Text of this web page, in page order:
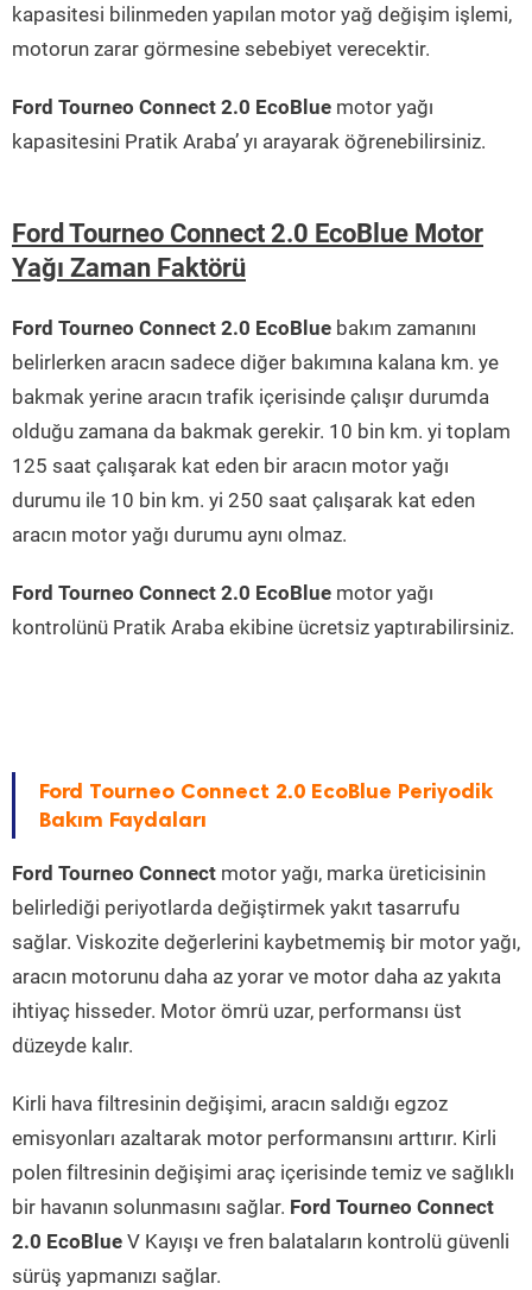
kapasitesi bilinmeden yapılan motor yağ değişim işlemi,
motorun zarar görmesine sebebiyet verecektir.
Ford Tourneo Connect 2.0 EcoBlue motor yağı
kapasitesini Pratik Araba’ yı arayarak öğrenebilirsiniz.
Ford Tourneo Connect 2.0 EcoBlue Motor
Yağı Zaman Faktörü
Ford Tourneo Connect 2.0 EcoBlue bakım zamanını
belirlerken aracın sadece diğer bakımına kalana km. ye
bakmak yerine aracın trafik içerisinde çalışır durumda
olduğu zamana da bakmak gerekir. 10 bin km. yi toplam
125 saat çalışarak kat eden bir aracın motor yağı
durumu ile 10 bin km. yi 250 saat çalışarak kat eden
aracın motor yağı durumu aynı olmaz.
Ford Tourneo Connect 2.0 EcoBlue motor yağı
kontrolünü Pratik Araba ekibine ücretsiz yaptırabilirsiniz.
Ford Tourneo Connect 2.0 EcoBlue Periyodik
Bakım Faydaları
Ford Tourneo Connect motor yağı, marka üreticisinin
belirlediği periyotlarda değiştirmek yakıt tasarrufu
sağlar. Viskozite değerlerini kaybetmemiş bir motor yağı,
aracın motorunu daha az yorar ve motor daha az yakıta
ihtiyaç hisseder. Motor ömrü uzar, performansı üst
düzeyde kalır.
Kirli hava filtresinin değişimi, aracın saldığı egzoz
emisyonları azaltarak motor performansını arttırır. Kirli
polen filtresinin değişimi araç içerisinde temiz ve sağlıklı
bir havanın solunmasını sağlar. Ford Tourneo Connect
2.0 EcoBlue V Kayışı ve fren balataların kontrolü güvenli
sürüş yapmanızı sağlar.